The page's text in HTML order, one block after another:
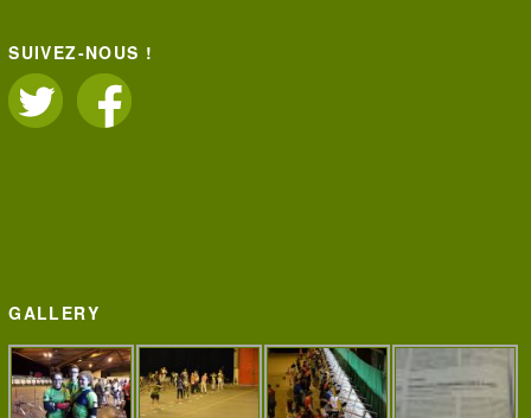
SUIVEZ-NOUS !
GALLERY